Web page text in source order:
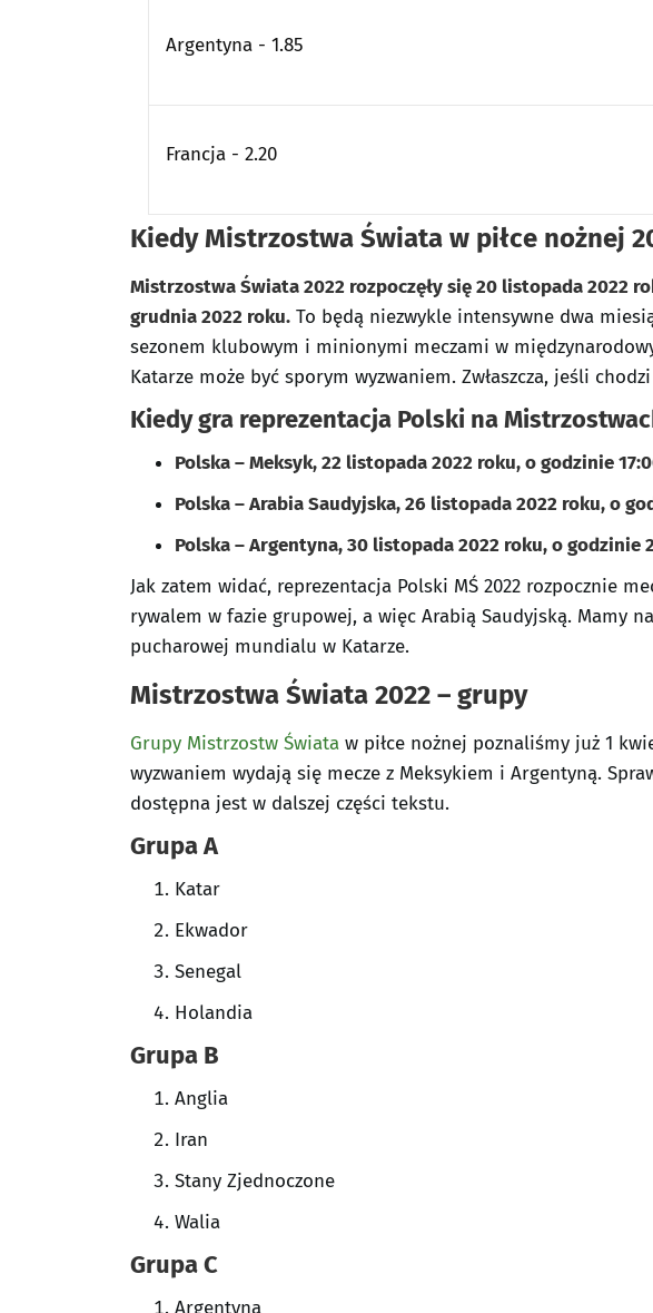
Argentyna - 1.85
Francja - 2.20
Kiedy Mistrzostwa Świata w piłce nożnej
Mistrzostwa Świata 2022 rozpoczęły się 20 listopada 2022
grudnia 2022 roku. To będą niezwykle intensywne dwa
sezonem klubowym i minionymi meczami w
Katarze może być sporym wyzwaniem. Zwłaszcza, jeśli
Kiedy gra reprezentacja Polski na
Polska – Meksyk, 22 listopada 2022 roku, o godzinie
Polska – Arabia Saudyjska, 26 listopada 2022 roku, o
Polska – Argentyna, 30 listopada 2022 roku, o godzinie
Jak zatem widać, reprezentacja Polski MŚ 2022 rozpocznie
rywalem w fazie grupowej, a więc Arabią Saudyjską. Mamy
pucharowej mundialu w Katarze.
Mistrzostwa Świata 2022 – grupy
Grupy Mistrzostw Świata w piłce nożnej poznaliśmy już 1
wyzwaniem wydają się mecze z Meksykiem i Argentyną.
dostępna jest w dalszej części tekstu.
Grupa A
Katar
Ekwador
Senegal
Holandia
Grupa B
Anglia
Iran
Stany Zjednoczone
Walia
Grupa C
Argentyna